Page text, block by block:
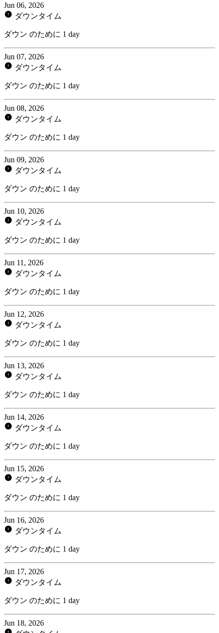
Jun 06, 2026
ダウンタイム
ダウン のために 1 day
Jun 07, 2026
ダウンタイム
ダウン のために 1 day
Jun 08, 2026
ダウンタイム
ダウン のために 1 day
Jun 09, 2026
ダウンタイム
ダウン のために 1 day
Jun 10, 2026
ダウンタイム
ダウン のために 1 day
Jun 11, 2026
ダウンタイム
ダウン のために 1 day
Jun 12, 2026
ダウンタイム
ダウン のために 1 day
Jun 13, 2026
ダウンタイム
ダウン のために 1 day
Jun 14, 2026
ダウンタイム
ダウン のために 1 day
Jun 15, 2026
ダウンタイム
ダウン のために 1 day
Jun 16, 2026
ダウンタイム
ダウン のために 1 day
Jun 17, 2026
ダウンタイム
ダウン のために 1 day
Jun 18, 2026